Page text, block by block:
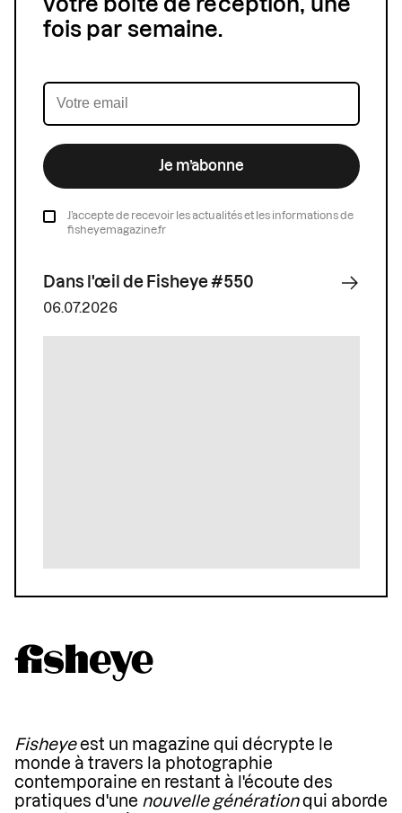
votre boîte de réception, une
fois par semaine.
Je m’abonne
J’accepte de recevoir les actualités et les informations de
fisheyemagazine.fr
Dans l'œil de Fisheye #550
06.07.2026
Fisheyeest un magazine qui décrypte le
monde à travers la photographie
contemporaine en restant à l'écoute des
pratiques d'une nouvelle générationqui aborde